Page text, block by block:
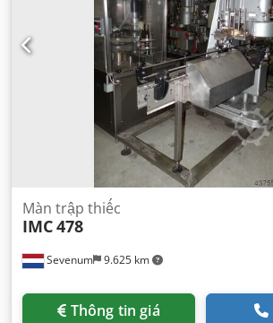
Sevenum 9.625 km
Màn trập thiếc
IMC478
Thông tin giá